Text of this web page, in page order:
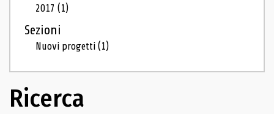
2017(1)
Sezioni
Nuovi progetti(1)
Ricerca